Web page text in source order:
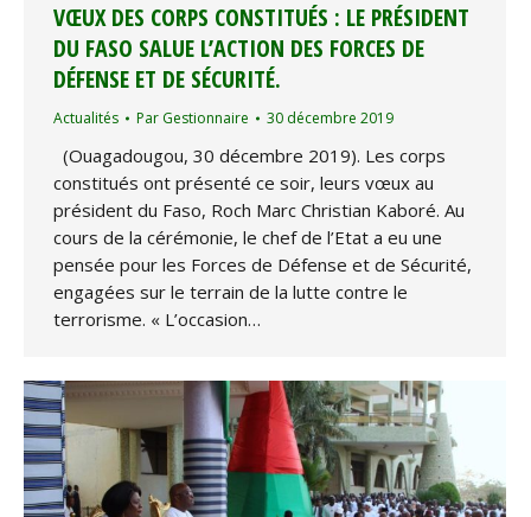
VŒUX DES CORPS CONSTITUÉS : LE PRÉSIDENT
DU FASO SALUE L’ACTION DES FORCES DE
DÉFENSE ET DE SÉCURITÉ.
Actualités Par Gestionnaire 30 décembre 2019
(Ouagadougou, 30 décembre 2019). Les corps
constitués ont présenté ce soir, leurs vœux au
président du Faso, Roch Marc Christian Kaboré. Au
cours de la cérémonie, le chef de l’Etat a eu une
pensée pour les Forces de Défense et de Sécurité,
engagées sur le terrain de la lutte contre le
terrorisme. « L’occasion…